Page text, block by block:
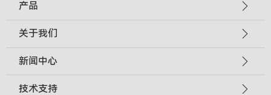
产品
关于我们
新闻中心
技术支持